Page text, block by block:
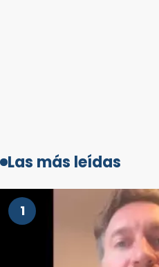
Las más leídas
1